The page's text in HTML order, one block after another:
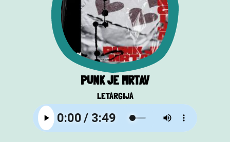
PUNK JE MRTAV
LETARGIJA